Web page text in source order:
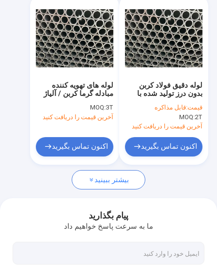
محصولات
درباره ما
تور کارخانه
با ما تماس بگیرید
درخواست نقل قول
لوله اتومبیل بدون درز
لوله روغن هیدرولیک بدون درز
برش و پردازش لوله های بی درهم
لوله های تهویه کننده
مبادله گرما کربن / آلیاژ
MOQ:3T
آخرین قیمت را دریافت کنید
اکنون تماس بگیرید
لوله دقیق فولاد کربن
بدون درز تولید شده با
برای عملکرد
قیمت:قابل مذاکره
MOQ:2T
آخرین قیمت را دریافت کنید
اکنون تماس بگیرید
بیشتر ببینید
پیام بگذارید
ما به سرعت پاسخ خواهیم داد